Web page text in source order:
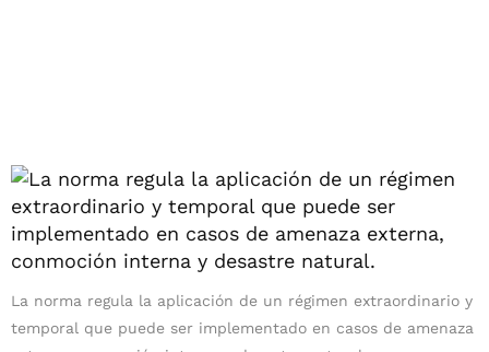
La norma regula la aplicación de un régimen extraordinario y
temporal que puede ser implementado en casos de amenaza